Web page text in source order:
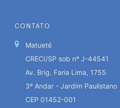
CONTATO
Matueté
CRECI/SP sob nº J-44541
Av. Brig. Faria Lima, 1755
3º Andar - Jardim Paulistano
CEP 01452-001